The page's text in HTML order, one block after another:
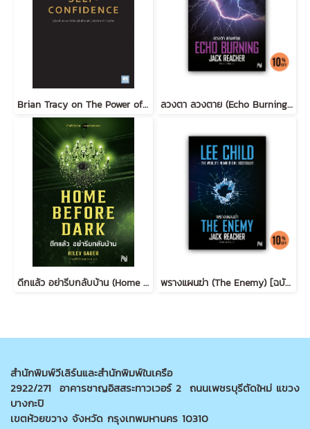
Brian Tracy on The Power of Self-Confidence ลวงตา ลวงตาย (Echo Burning) [ฉบับปรับปรุง] #5
ดึกแล้ว อย่ารีบกลับบ้าน (Home Before Dark) พรางแผนฆ่า (The Enemy) [ฉบับปรับปรุง] #8
สำนักพิมพ์วีเลิร์นและสำนักพิมพ์ในเครือ
2922/271 อาคารชาญอิสสระทาวเวอร์ 2 ถนนเพชรบุรีตัดใหม่ แขวง
บางกะปิ
เขตห้วยขวาง จังหวัด กรุงเทพมหานคร 10310